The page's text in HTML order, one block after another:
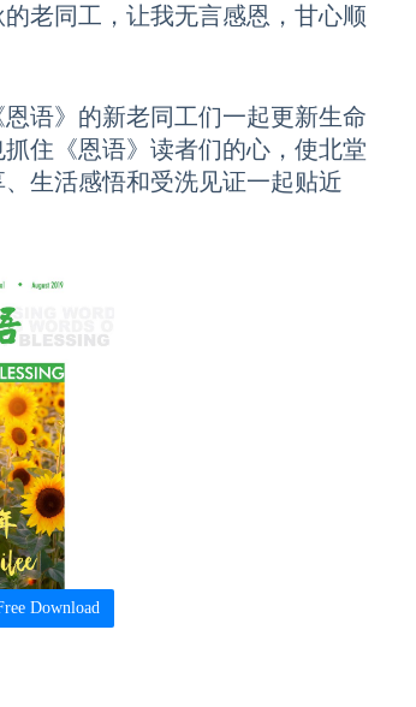
老同工，让我无言感恩，甘心顺
语》的新老同工们一起更新生命
住《恩语》读者们的心，使北堂
生活感悟和受洗见证一起贴近
Download